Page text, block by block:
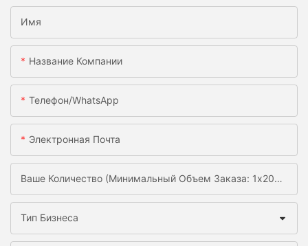
Имя
Название Компании
Телефон/WhatsApp
Электронная Почта
Ваше Количество (минимальный Объем Заказа: 1x20gp)
Тип Бизнеса